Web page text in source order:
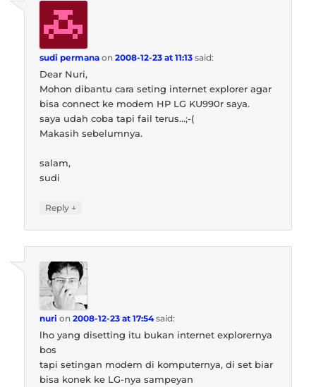
sudi permana on2008-12-23 at 11:13 said:
Dear Nuri,
Mohon dibantu cara seting internet explorer agar
bisa connect ke modem HP LG KU990r saya.
saya udah coba tapi fail terus…;-(
Makasih sebelumnya.
salam,
sudi
Reply ↓
nuri on2008-12-23 at 17:54 said:
lho yang disetting itu bukan internet explorernya
bos
tapi setingan modem di komputernya, di set biar
bisa konek ke LG-nya sampeyan